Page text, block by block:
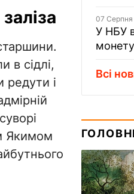
в сідлі,
редути і
Якимом
07 Серпня
У НБУ
Всі